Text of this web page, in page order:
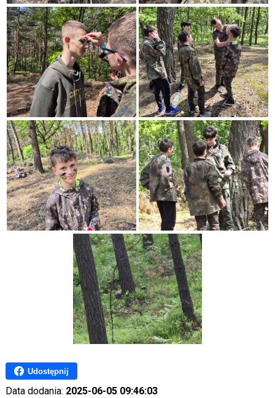
Udostępnij
Data dodania: 2025-06-05 09:46:03